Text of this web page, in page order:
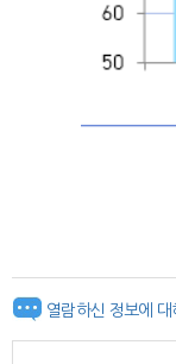
열람하신 정보에